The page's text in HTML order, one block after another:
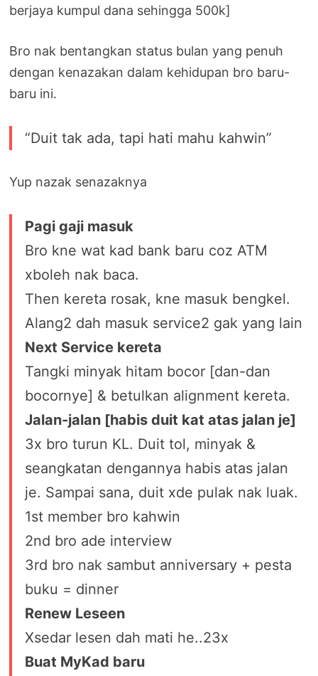
berjaya kumpul dana sehingga 500k]
Bro nak bentangkan status bulan yang penuh
dengan kenazakan dalam kehidupan bro baru-
baru ini.
“Duit tak ada, tapi hati mahu kahwin”
Yup nazak senazaknya
Pagi gaji masuk
Bro kne wat kad bank baru coz ATM
xboleh nak baca.
Then kereta rosak, kne masuk bengkel.
Alang2 dah masuk service2 gak yang lain
Next Service kereta
Tangki minyak hitam bocor [dan-dan
bocornye] & betulkan alignment kereta.
Jalan-jalan [habis duit kat atas jalan je]
3x bro turun KL. Duit tol, minyak &
seangkatan dengannya habis atas jalan
je. Sampai sana, duit xde pulak nak luak.
1st member bro kahwin
2nd bro ade interview
3rd bro nak sambut anniversary + pesta
buku = dinner
Renew Leseen
Xsedar lesen dah mati he..23x
Buat MyKad baru